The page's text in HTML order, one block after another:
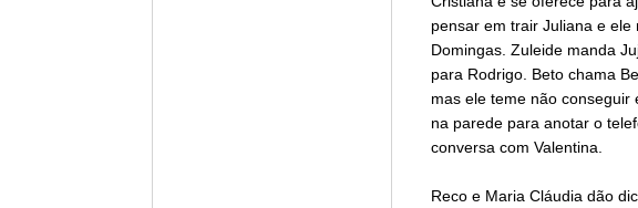
pensar em trair Juliana e
Domingas. Zuleide manda
para Rodrigo. Beto chama
mas ele teme não
na parede para anotar o
conversa com Valentina.
Reco e Maria Cláudia dão